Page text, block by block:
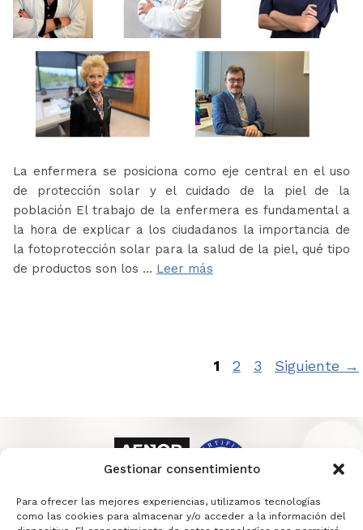
Gestionar consentimiento
Para ofrecer las mejores experiencias, utilizamos tecnologías
como las cookies para almacenar y/o acceder a la información del
La enfermera se posiciona como eje central en el uso
de protección solar y el cuidado de la piel de la
población El trabajo de la enfermera es fundamental a
la hora de explicar a los ciudadanos la importancia de
la fotoprotección solar para la salud de la piel, qué tipo
de productos son los … Leer más
Página
1 Página
2 Página
3 Siguiente →